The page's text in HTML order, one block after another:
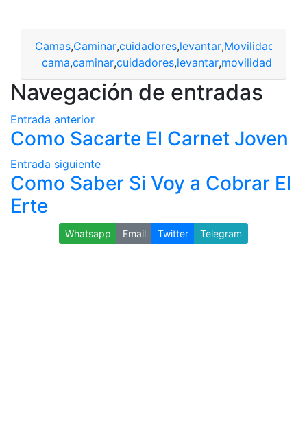
Camas,Caminar,cuidadores,levantar,Movilidad
cama,caminar,cuidadores,levantar,movilidad
Navegación de entradas
Entrada anterior
Como Sacarte El Carnet Joven
Entrada siguiente
Como Saber Si Voy a Cobrar El
Erte
Whatsapp Email Twitter Telegram